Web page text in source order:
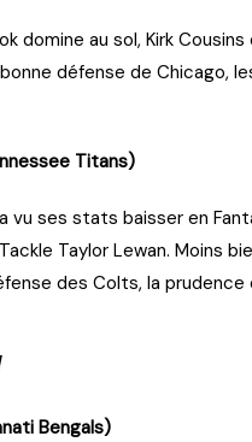
domine au sol, Kirk
défense de Chicago,
Titans)
vu ses stats baisser en
Taylor Lewan. Moins
des Colts, la
Bengals)